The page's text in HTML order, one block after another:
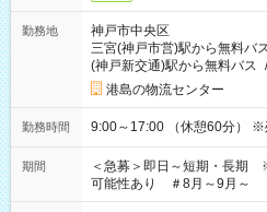
勤務地
神戸市中央区
三宮(神戸市営)駅から無料バ
(神戸新交通)駅から無料バス
港島の物流センター
勤務時間 9:00～17:00 （休憩60分） ※
期間
＜急募＞即日～短期・長
可能性あり ＃8月～9月～